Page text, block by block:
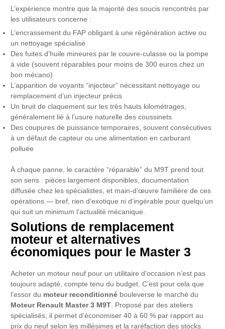
L’expérience montre que la majorité des soucis rencontrés par
les utilisateurs concerne :
L’encrassement du FAP obligant à une régénération active ou
un nettoyage spécialisé
Des fuites d’huile mineures par le couvre-culasse ou la pompe
à vide (souvent réparables pour moins de 300 euros chez un
bon mécano)
L’apparition de voyants “injecteur” nécessitant nettoyage ou
remplacement d’un injecteur précis
Un bruit de claquement sur les très hauts kilométrages,
généralement lié à l’usure naturelle des coussinets
Des coupures de puissance temporaires, souvent consécutives
à un défaut de capteur ou une alimentation en carburant
polluée
À chaque panne, le caractère “réparable” du M9T prend tout
son sens : pièces largement disponibles, documentation
diffusée chez les spécialistes, et main-d’œuvre familière de ces
opérations — bref, rien d’exotique ni d’ingérable pour quelqu’un
qui suit un minimum l’actualité mécanique.
Solutions de remplacement
moteur et alternatives
économiques pour le Master 3
Acheter un moteur neuf pour un utilitaire d’occasion n’est pas
toujours adapté, compte tenu du budget. C’est pour cela que
l’essor du moteur reconditionné bouleverse le marché du
Moteur Renault Master 3 M9T . Proposé par des ateliers
spécialisés, il permet d’économiser 40 à 60 % par rapport au
prix du neuf selon les millésimes et la raréfaction des stocks.